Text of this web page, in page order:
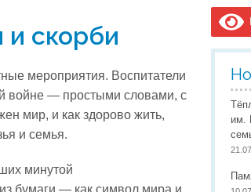
и педагоги
и меры поддержки обучающихся
услуги
хозяйственная деятельность
места для приема (перевода)
ГО и
Инновационная
Юный мастер
Проектная деятельность
Всемирный День
Мероприятия детского сада
скорби
мероприятия. Воспитатели
войне — простыми словами, с
мир, и как здорово жить,
и семья.
минутой
бумаги — как символ мира и
им.